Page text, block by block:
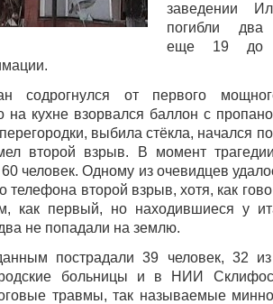
заведении
погибли два
еще 19 до
содрогнулся от первого
на кухне взорвался баллон с
выбила стёкла, начался
второй взрыв. В момент
человек. Одному из очевидцев
телефона второй взрыв, хотя, как
как первый, но находившиеся у
не попадали на землю.
пострадали 39 человек, 32
больницы и в НИИ
травмы, так называемые